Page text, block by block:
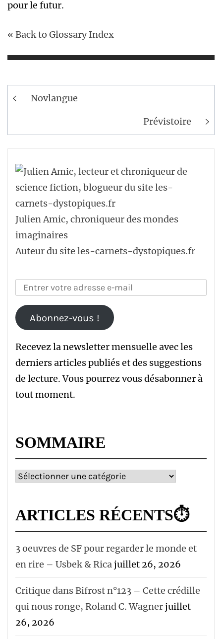
pour le futur.
« Back to Glossary Index
Navigation
Novlangue
Prévistoire
Julien Amic, chroniqueur des mondes
imaginaires
Auteur du site les-carnets-dystopiques.fr
Abonnez-vous !
Recevez la newsletter mensuelle avec les
derniers articles publiés et des suggestions
de lecture. Vous pourrez vous désabonner à
tout moment.
SOMMAIRE
Sommaire
ARTICLES RÉCENTS⏱
3 oeuvres de SF pour regarder le monde et
en rire – Usbek & Ricajuillet 26, 2026
Critique dans Bifrost n°123 – Cette crédille
qui nous ronge, Roland C. Wagnerjuillet
26, 2026